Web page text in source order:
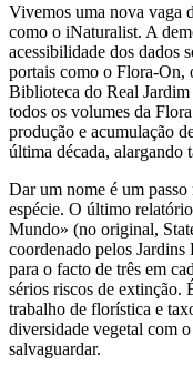
Vivemos uma nova vaga
como o iNaturalist. A
acessibilidade dos dados
portais como o Flora-
Biblioteca do Real
todos os volumes da
produção e acumulação
última década, alargando
Dar um nome é um passo
espécie. O último
Mundo» (no original,
coordenado pelos
para o facto de três em
sérios riscos de extinção.
trabalho de florística e
diversidade vegetal com
salvaguardar.